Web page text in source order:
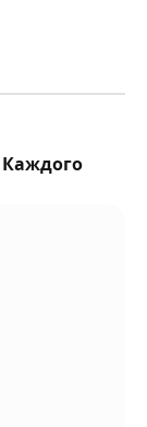
Каждого